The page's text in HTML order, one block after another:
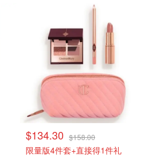
$134.30 $158.00
限量版4件套+直接得1件礼